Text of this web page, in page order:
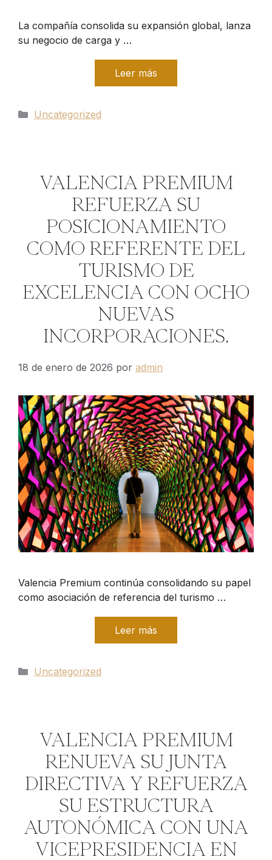
La compañía consolida su expansión global, lanza
su negocio de carga y …
Leer más
Categorías
Uncategorized
VALENCIA PREMIUM
REFUERZA SU
POSICIONAMIENTO
COMO REFERENTE DEL
TURISMO DE
EXCELENCIA CON OCHO
NUEVAS
INCORPORACIONES.
18 de enero de 2026 por admin
Valencia Premium continúa consolidando su papel
como asociación de referencia del turismo …
Leer más
Categorías
Uncategorized
VALENCIA PREMIUM
RENUEVA SU JUNTA
DIRECTIVA Y REFUERZA
SU ESTRUCTURA
AUTONÓMICA CON UNA
VICEPRESIDENCIA EN